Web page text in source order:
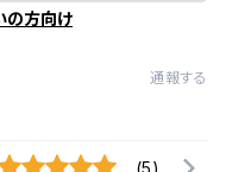
の方向け
通報する
(5)